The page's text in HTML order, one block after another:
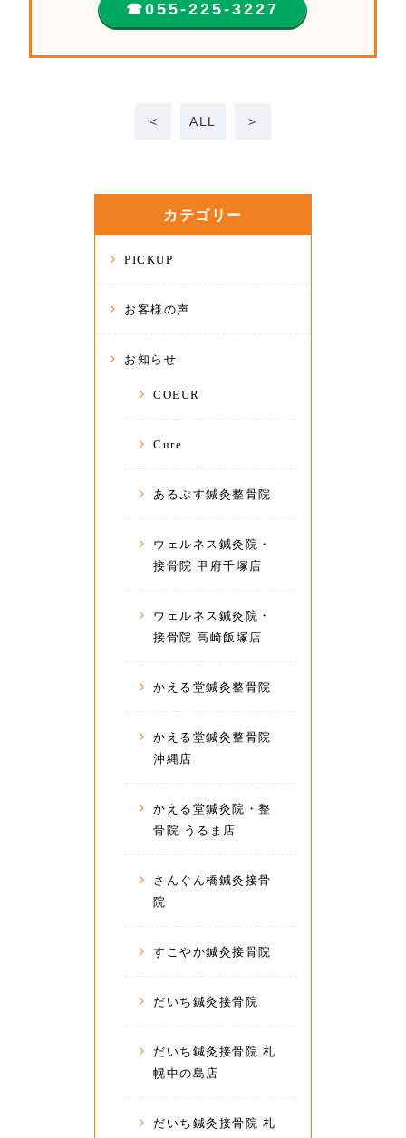
☎︎055-225-3227
< ALL >
カテゴリー
PICKUP
お客様の声
お知らせ
COEUR
Cure
あるぷす鍼灸整骨院
ウェルネス鍼灸院・
接骨院 甲府千塚店
ウェルネス鍼灸院・
接骨院 高崎飯塚店
かえる堂鍼灸整骨院
かえる堂鍼灸整骨院
沖縄店
かえる堂鍼灸院・整
骨院 うるま店
さんぐん橋鍼灸接骨
院
すこやか鍼灸接骨院
だいち鍼灸接骨院
だいち鍼灸接骨院 札
幌中の島店
だいち鍼灸接骨院 札